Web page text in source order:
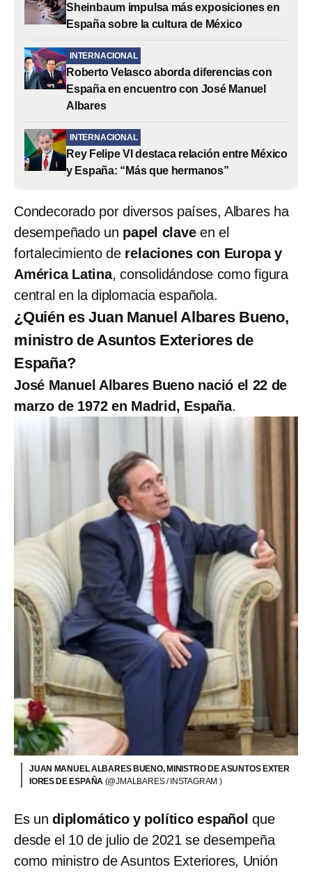
Sheinbaum impulsa más exposiciones en
España sobre la cultura de México
INTERNACIONAL
Roberto Velasco aborda diferencias con
España en encuentro con José Manuel
Albares
INTERNACIONAL
Rey Felipe VI destaca relación entre México
y España: “Más que hermanos”
Condecorado por diversos países, Albares ha
desempeñado un papel claveen el
fortalecimiento de relaciones con Europa y
América Latina, consolidándose como figura
central en la diplomacia española.
¿Quién es Juan Manuel Albares Bueno,
ministro de Asuntos Exteriores de
España?
José Manuel Albares Bueno nació el 22 de
marzo de 1972 en Madrid, España.
JUAN MANUEL ALBARES BUENO, MINISTRO DE ASUNTOS EXTER
IORES DE ESPAÑA (@JMALBARES / INSTAGRAM )
Es un diplomático y político españolque
desde el 10 de julio de 2021 se desempeña
como ministro de Asuntos Exteriores, Unión